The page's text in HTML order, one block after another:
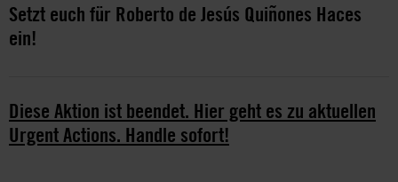
Setzt euch für Roberto de Jesús Quiñones Haces
ein!
Diese Aktion ist beendet. Hier geht es zu aktuellen
Urgent Actions. Handle sofort!